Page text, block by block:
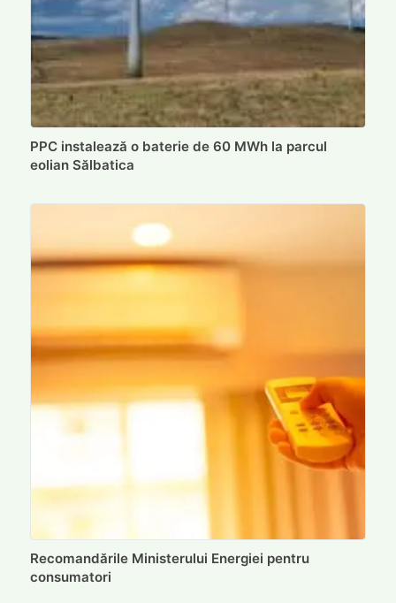
PPC instalează o baterie de 60 MWh la parcul
eolian Sălbatica
Recomandările Ministerului Energiei pentru
consumatori